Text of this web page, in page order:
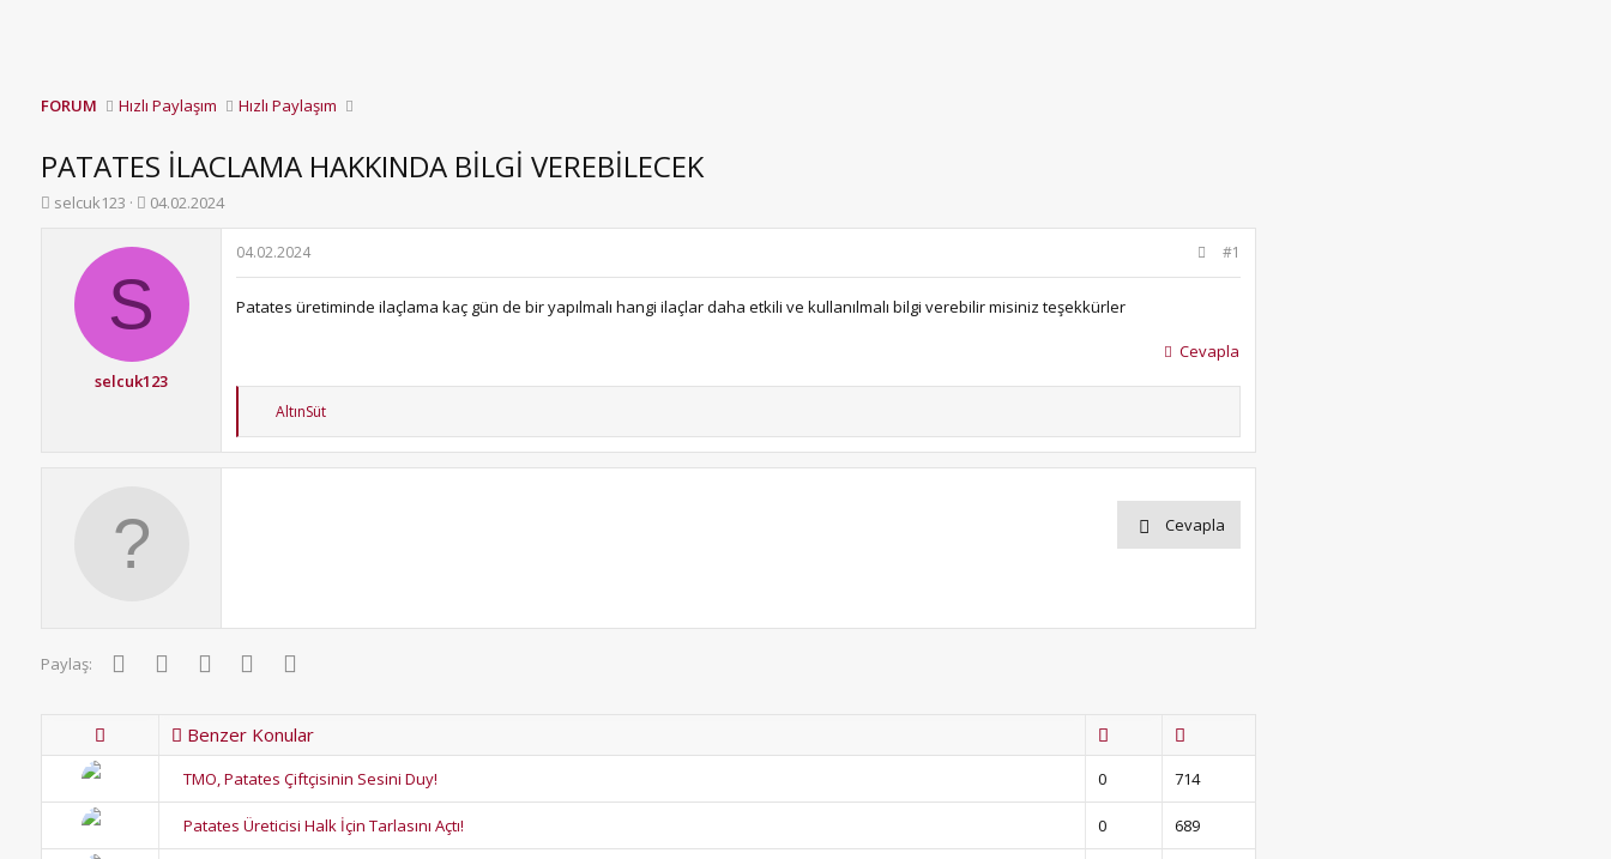
FORUM Hızlı Paylaşım Hızlı Paylaşım
PATATES İLACLAMA HAKKINDA BİLGİ VEREBİLECEK
K
selcuk123
B
ş
a
n
ç
04.02.2024
S
selcuk123
04.02.2024 #1
Patates üretiminde ilaçlama kaç gün de bir yapılmalı hangi ilaçlar daha etkili ve kullanılmalı bilgi verebilir misiniz teşekkürler
Cevapla
T
p
k
AltınSüt
Cevapla
Paylaş: Facebook
Twitter PinterestWhatsApp
Benzer Konular
TMO, Patates Çiftçisinin Sesini Duy! 0 714
Patates Üreticisi Halk İçin Tarlasını Açtı! 0 689